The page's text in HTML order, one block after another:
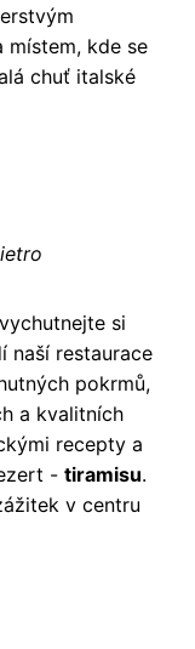
místem, kde se
chuť italské
si
naší restaurace
pokrmů,
a kvalitních
recepty a
- tiramisu.
v centru